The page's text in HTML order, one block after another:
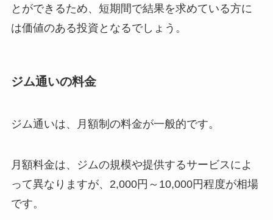
とができるため、短期間で結果を求めている方に
は価値のある投資となるでしょう。
ジム通いの料金
ジム通いは、月額制の料金が一般的です。
月額料金は、ジムの規模や提供するサービスによ
って異なりますが、2,000円～10,000円程度が相場
です。